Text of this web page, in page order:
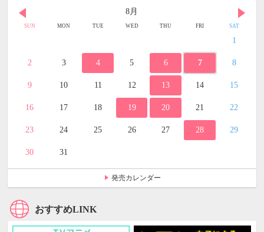
8月
SUN MON TUE WED THU FRI SAT
1
2 3 4 5 6 7 8
9 10 11 12 13 14 15
16 17 18 19 20 21 22
23 24 25 26 27 28 29
30 31
発売カレンダー
おすすめLINK